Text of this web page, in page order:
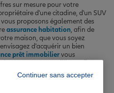
sur mesure pour votre
d'une citadine, d'un SUV
proposons également des
assurance habitation, afin de
maison, que vous soyez
d'acquérir un bien
prêt immobiliervous
en toute tranquillité. Enfin,
de celle de vos proches, nous
complémentaires santé
options pour répondre à vos
Continuer sans accepter